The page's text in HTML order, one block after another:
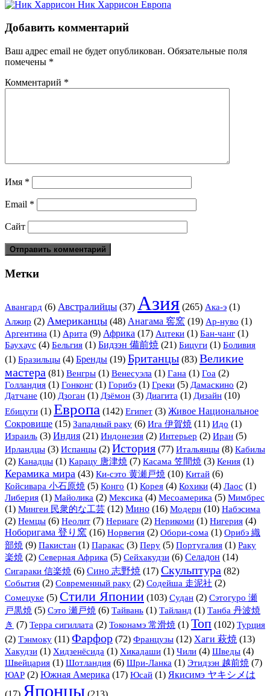
Ник Харрисон Европа
Добавить комментарий
Ваш адрес email не будет опубликован. Обязательные поля
помечены *
Комментарий *
Имя *
Email *
Сайт
Метки
Авангард (6) Австралийцы (37) Азия (265) Ака-э (1)
Алжир (2) Американцы (48) Анагама 窖窯 (19) Ар-нуво (1)
Аргентина (1) Арита (9) Африка (17) Ацтеки (1) Бан-чанг (1)
Баухаус (4) Бельгия (1) Бидзэн 備前焼 (21) Бицуги (1) Боливия
(1) Бразильцы (4) Бренды (19) Британцы (83) Великие
мастера (81) Венгры (1) Венесуэла (1) Гана (1) Гоа (2)
Голландия (1) Гонконг (1) Горибэ (1) Греки (5) Дамаскино (2)
Датчане (10) Дзоган (1) Дзёмон (3) Диагита (1) Дизайн (10)
Ебицуги (1) Европа (142) Египет (3) Живое Национальное
Сокровище (15) Западный раку (6) Ига 伊賀焼 (11) Идо (1)
Израиль (3) Индия (21) Индонезия (2) Интерьер (2) Иран (5)
Ирландцы (3) Испанцы (2) История (77) Итальянцы (8) Кабилы
(2) Канадцы (1) Карацу 唐津焼 (7) Касама 笠間焼 (3) Кения (1)
Керамика мира (43) Ки-сэто 黄瀬戸焼 (10) Китай (6)
Койсивара 小石原焼 (5) Конго (1) Корея (4) Кохики (4) Лаос (1)
Либерия (1) Майолика (2) Мексика (4) Месоамерика (5) Мимбрес
(1) Мингеи 民衆的な工芸 (12) Мино (16) Модерн (10) Набэсима
(2) Немцы (6) Неолит (7) Нериаге (2) Нерикоми (1) Нигерия (4)
Ноборигама 登り窯 (16) Норвегия (2) Обори-сома (1) Орибэ 織
部焼 (9) Пакистан (1) Паракас (3) Перу (5) Португалия (1) Раку
楽焼 (2) Северная Африка (5) Сейхакудзи (6) Селадон (14)
Сигараки 信楽焼 (6) Сино 志野焼 (17) Скульптура (82)
События (2) Современный раку (2) Содейша 走泥社 (2)
Сомецуке (5) Стили Японии (103) Судан (2) Сэтогуро 瀬
戸黒焼 (5) Сэто 瀬戸焼 (6) Тайвань (1) Тайланд (1) Танба 丹波焼
き (7) Терра сигиллата (2) Токонамэ 常滑焼 (1) Топ (102) Турция
(2) Тэнмоку (11) Фарфор (72) Французы (12) Хаги 萩焼 (13)
Хакудзи (1) Хидзенёсида (1) Хикадаши (1) Чили (4) Шведы (4)
Швейцария (1) Шотландия (6) Шри-Ланка (1) Этидзэн 越前焼 (7)
ЮАР (2) Южная Америка (17) Юсай (1) Якисимэ ヤキシメは
(17) Японцы (213)